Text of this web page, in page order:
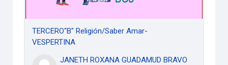
TERCERO"B" Religión/Saber Amar-
VESPERTINA
JANETH ROXANA GUADAMUD BRAVO